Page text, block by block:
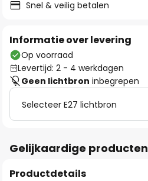
Snel & veilig betalen
Informatie over levering
Op voorraad
Levertijd: 2 - 4 werkdagen
Geen lichtbron inbegrepen
Selecteer E27 lichtbron
Gelijkaardige producten
Productdetails